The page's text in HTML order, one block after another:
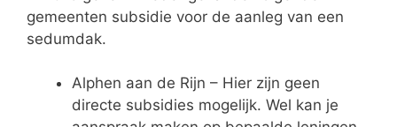
gemeenten subsidie voor de aanleg van een
sedumdak.
Alphen aan de Rijn – Hier zijn geen
directe subsidies mogelijk. Wel kan je